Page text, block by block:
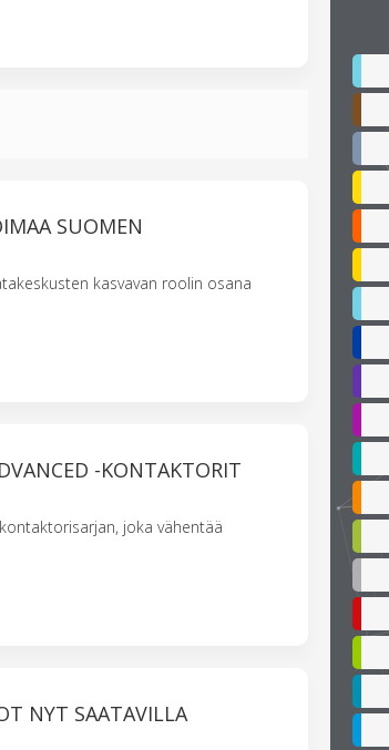
SUOMEN
kasvavan roolin osana
-KONTAKTORIT
joka vähentää
NYT SAATAVILLA